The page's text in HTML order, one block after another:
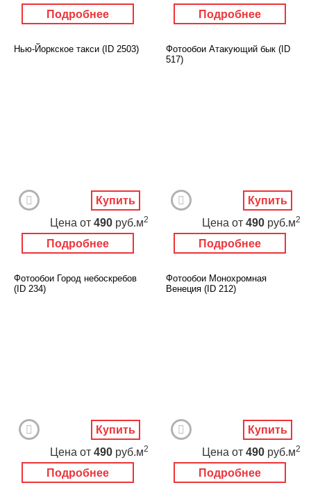
Подробнее Подробнее
Нью-Йоркское такси (ID 2503)
Подробнее
Цена от 490 руб.м2
Купить
Фотообои Атакующий бык (ID
517)
Подробнее
Цена от 490 руб.м2
Купить
Фотообои Город небоскребов
(ID 234)
Подробнее
Цена от 490 руб.м2
Купить
Фотообои Монохромная
Венеция (ID 212)
Подробнее
Цена от 490 руб.м2
Купить